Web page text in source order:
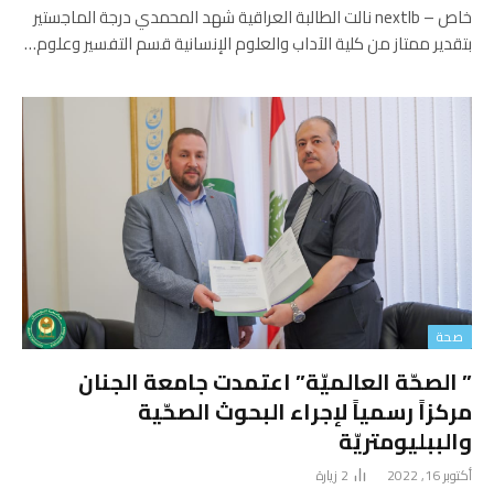
خاص – nextlb نالت الطالبة العراقية شهد المحمدي درجة الماجستير
بتقدير ممتاز من كلية الآداب والعلوم الإنسانية قسم التفسير وعلوم…
صحة
” الصحّة العالميّة” اعتمدت جامعة الجنان
مركزاً رسمياً لإجراء البحوث الصحّية
والببليومتريّة
أكتوبر 16, 2022 2 زيارة